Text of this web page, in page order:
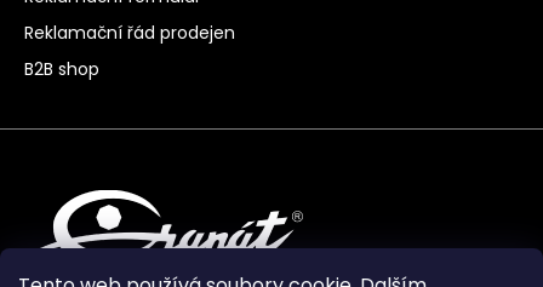
Reklamační řád prodejen
B2B shop